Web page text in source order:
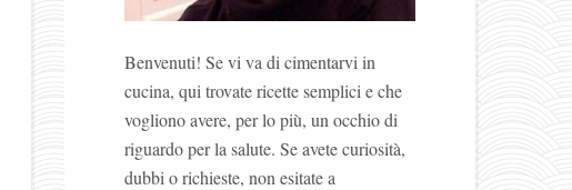
Benvenuti! Se vi va di cimentarvi in
cucina, qui trovate ricette semplici e che
vogliono avere, per lo più, un occhio di
riguardo per la salute. Se avete curiosità,
dubbi o richieste, non esitate a